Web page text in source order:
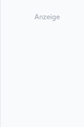
Anzeige